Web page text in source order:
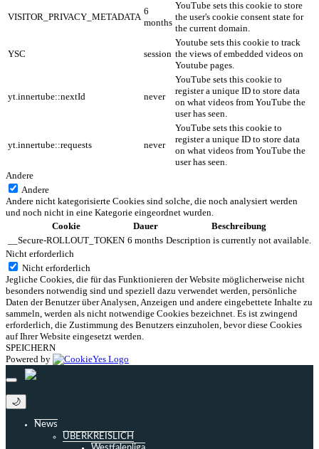
VISITOR_PRIVACY_METADATA
6
months
YouTube sets this cookie to store
the user's cookie consent state for
the current domain.
YSC session
Youtube sets this cookie to track
the views of embedded videos on
Youtube pages.
yt.innertube::nextId never
YouTube sets this cookie to
register a unique ID to store data
on what videos from YouTube the
user has seen.
yt.innertube::requests never
YouTube sets this cookie to
register a unique ID to store data
on what videos from YouTube the
user has seen.
Andere
Andere
Andere nicht kategorisierte Cookies sind solche, die noch analysiert werden
und noch nicht in eine Kategorie eingeordnet wurden.
Cookie
Dauer
Beschreibung
__Secure-ROLLOUT_TOKEN 6 months Description is currently not available.
Nicht erforderlich
Nicht erforderlich
Jegliche Cookies, die für das Funktionieren der Website möglicherweise nicht
besonders notwendig sind und speziell dazu verwendet werden, persönliche
Daten der Benutzer über Analysen, Anzeigen und andere eingebettete Inhalte zu
sammeln, werden als nicht notwendige Cookies bezeichnet. Es ist zwingend
erforderlich, die Zustimmung des Benutzers einzuholen, bevor diese Cookies
auf Ihrer Website eingesetzt werden.
SPEICHERN
Powered by
🌙
News
ÜBERKREISLICH